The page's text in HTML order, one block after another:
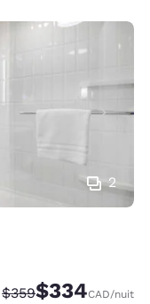
2
Tarif barré :
$359Tarif réduit :
$334CAD/nuit